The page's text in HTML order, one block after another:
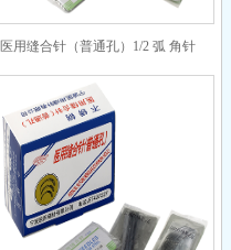
医用缝合针（普通孔）1/2 弧 角针
6×24